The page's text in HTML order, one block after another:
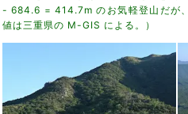
- 684.6 = 414.7m のお気軽登山だが
値は三重県の M-GIS による。）